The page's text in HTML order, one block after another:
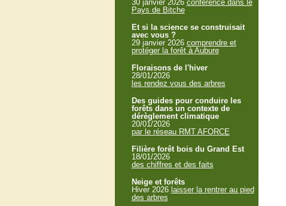
30 janvier 2026 conférence dans le
Pays de Bitche
Et si la science se construisait
avec vous ?
29 janvier 2026 comprendre et
protéger la forêt à Aubure
Floraisons de l'hiver
28/01/2026
les rendez vous des arbres
Des guides pour conduire les
forêts dans un contexte de
dérèglement climatique
20/01/2026
par le réseau RMT AFORCE
Filière forêt bois du Grand Est
18/01/2026
des chiffres et des faits
Neige et forêts
Hiver 2026 laisser la rentrer au pied
des arbres